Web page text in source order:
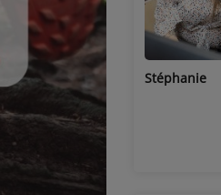
Stéphanie